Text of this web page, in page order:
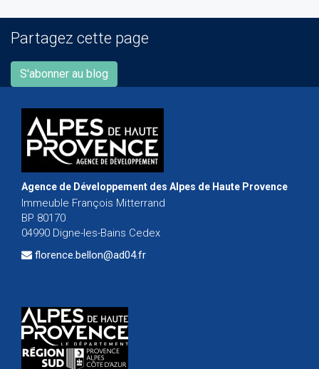
Partagez cette page
S'abonner au blog
Agence de Développement des Alpes de Haute Provence
Immeuble François Mitterrand
BP 80170
04990 Digne-les-Bains Cedex
florence.bellon@ad04.fr